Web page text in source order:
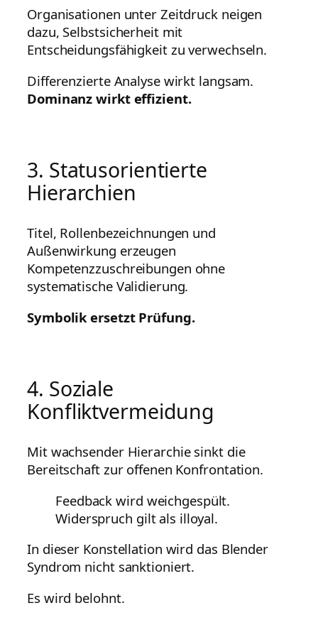
Organisationen unter Zeitdruck neigen
dazu, Selbstsicherheit mit
Entscheidungsfähigkeit zu verwechseln.
Differenzierte Analyse wirkt langsam.
Dominanz wirkt effizient.
3. Statusorientierte
Hierarchien
Titel, Rollenbezeichnungen und
Außenwirkung erzeugen
Kompetenzzuschreibungen ohne
systematische Validierung.
Symbolik ersetzt Prüfung.
4. Soziale
Konfliktvermeidung
Mit wachsender Hierarchie sinkt die
Bereitschaft zur offenen Konfrontation.
Feedback wird weichgespült.
Widerspruch gilt als illoyal.
In dieser Konstellation wird das Blender
Syndrom nicht sanktioniert.
Es wird belohnt.